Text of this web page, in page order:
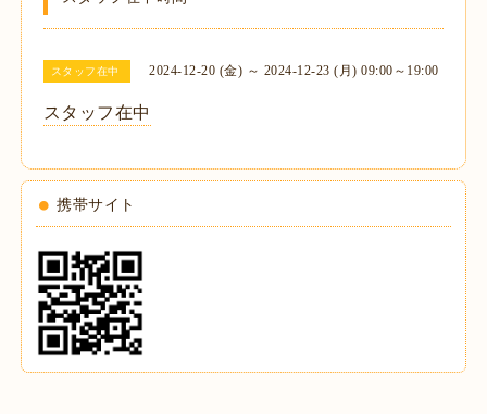
スタッフ在中 2024-12-20 (金) ～ 2024-12-23 (月) 09:00～19:00
スタッフ在中
携帯サイト